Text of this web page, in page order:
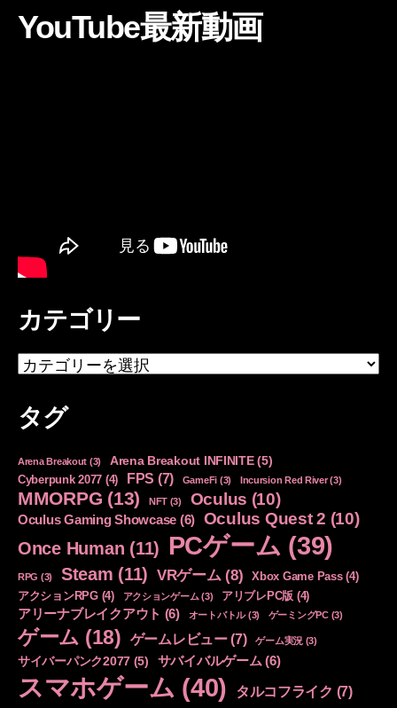
YouTube最新動画
カテゴリー
カ
テ
リ
タグ
Arena Breakout (3) Arena Breakout INFINITE(5)
Cyberpunk 2077 (4) FPS (7) GameFi (3) Incursion Red River(3)
MMORPG (13) NFT(3) Oculus (10)
Oculus Gaming Showcase (6) Oculus Quest 2 (10)
Once Human (11) PCゲーム (39)
RPG (3) Steam (11) VRゲーム (8) Xbox Game Pass(4)
アクションRPG(4) アクションゲーム (3) アリブレPC版 (4)
アリーナブレイクアウト (6) オートバトル(3) ゲーミングPC(3)
ゲーム (18) ゲームレビュー(7) ゲーム実況 (3)
サイバーパンク2077 (5) サバイバルゲーム (6)
スマホゲーム (40) タルコフライク (7)